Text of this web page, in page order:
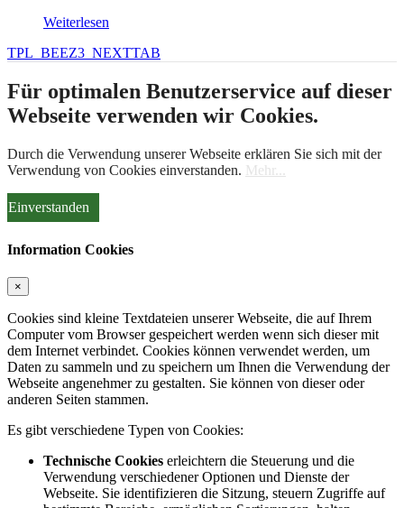
Weiterlesen
TPL_BEEZ3_NEXTTAB
Für optimalen Benutzerservice auf dieser
Webseite verwenden wir Cookies.
Durch die Verwendung unserer Webseite erklären Sie sich mit der
Verwendung von Cookies einverstanden. Mehr...
Einverstanden
Information Cookies
×
Cookies sind kleine Textdateien unserer Webseite, die auf Ihrem
Computer vom Browser gespeichert werden wenn sich dieser mit
dem Internet verbindet. Cookies können verwendet werden, um
Daten zu sammeln und zu speichern um Ihnen die Verwendung der
Webseite angenehmer zu gestalten. Sie können von dieser oder
anderen Seiten stammen.
Es gibt verschiedene Typen von Cookies:
Technische Cookies erleichtern die Steuerung und die
Verwendung verschiedener Optionen und Dienste der
Webseite. Sie identifizieren die Sitzung, steuern Zugriffe auf